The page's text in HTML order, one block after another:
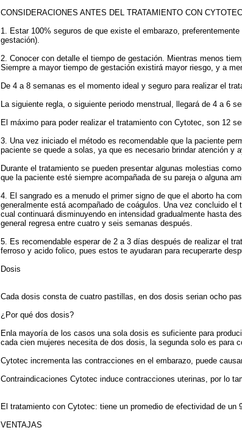
CONSIDERACIONES ANTES DEL TRATAMIENTO CON
1. Estar 100% seguros de que existe el embarazo,
gestación).
2. Conocer con detalle el tiempo de gestación. Mientras menos
Siempre a mayor tiempo de gestación existirá mayor riesgo, y a
De 4 a 8 semanas es el momento ideal y seguro para realizar el
La siguiente regla, o siguiente periodo menstrual, llegará de 4 a 6
El máximo para poder realizar el tratamiento con Cytotec, son 12
3. Una vez iniciado el método es recomendable que la paciente
paciente se quede a solas, ya que es necesario brindar atención y
Durante el tratamiento se pueden presentar algunas molestias
que la paciente esté siempre acompañada de su pareja o alguna
4. El sangrado es a menudo el primer signo de que el aborto ha
generalmente está acompañado de coágulos. Una vez concluido
cual continuará disminuyendo en intensidad gradualmente hasta
general regresa entre cuatro y seis semanas después.
5. Es recomendable esperar de 2 a 3 días después de realizar el
ferroso y acido folico, pues estos te ayudaran para recuperarte
Dosis
Cada dosis consta de cuatro pastillas, en dos dosis serian ocho
¿Por qué dos dosis?
Enla mayoría de los casos una sola dosis es suficiente para
cada cien mujeres necesita de dos dosis, la segunda solo es para
Cytotec incrementa las contracciones en el embarazo, puede
Contraindicaciones Cytotec induce contracciones uterinas, por lo
El tratamiento con Cytotec: tiene un promedio de efectividad de un
VENTAJAS